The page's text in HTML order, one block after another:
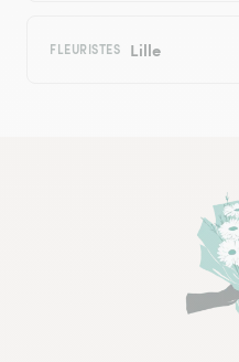
FLEURISTES Lille